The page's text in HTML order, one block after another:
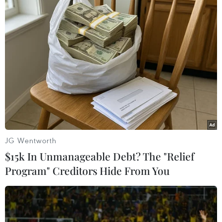
01067 đang chạy tuyến Đắk Lắk-Thừa Thiên-Huế
đã bất ngờ lao xuống vực khiến 3 người chết,
nhiều người bị thương.
(TTXVN/Vietnam+)
JG Wentworth
$15k In Unmanageable Debt? The "Relief
Program" Creditors Hide From You